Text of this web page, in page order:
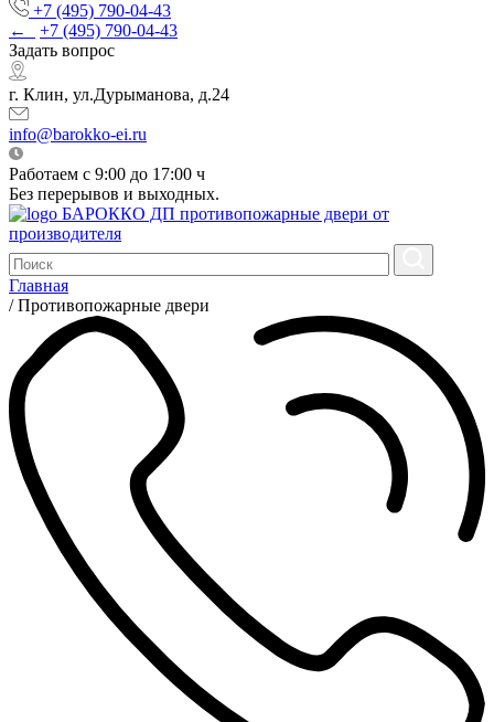
+7 (495) 790-04-43
←
+7 (495) 790-04-43
Задать вопрос
г. Клин, ул.Дурыманова, д.24
info@barokko-ei.ru
Работаем с 9:00 до 17:00 ч
Без перерывов и выходных.
БАРОККО ДП противопожарные двери от
производителя
Главная
/ Противопожарные двери